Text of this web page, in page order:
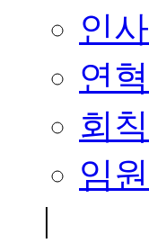
인
연혁
회칙
임
|